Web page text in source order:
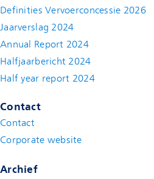
Definities Vervoerconcessie 2026
Jaarverslag 2024
Annual Report 2024
Halfjaarbericht 2024
Half year report 2024(new window)
Contact
Contact(new window)
Corporate website
Archief